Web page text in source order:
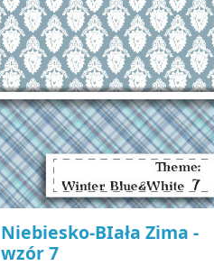
Niebiesko-BIała Zima -
wzór 7